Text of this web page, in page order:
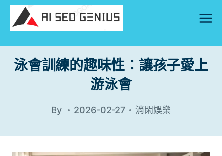
Skip
content
泳會訓練的趣味性：讓孩子愛上
游泳會
By 2026-02-27 消閑娛樂